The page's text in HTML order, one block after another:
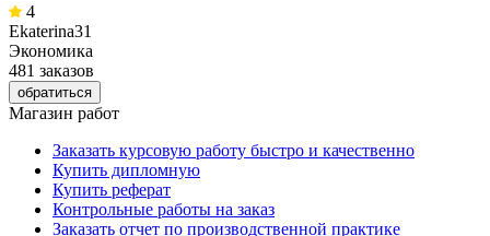
4
Ekaterina31
Экономика
481 заказов
обратиться
Магазин работ
Заказать курсовую работу быстро и качественно
Купить дипломную
Купить реферат
Контрольные работы на заказ
Заказать отчет по производственной практике